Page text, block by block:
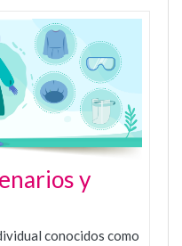
y
conocidos como